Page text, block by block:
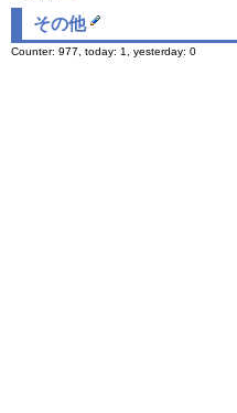
その他
Counter: 977, today: 1, yesterday: 0